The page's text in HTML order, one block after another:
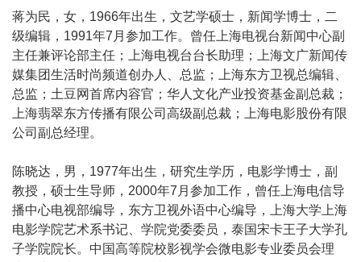
蒋为民，女，1966年出生，文艺学硕士，新闻学博士，二
级编辑，1991年7月参加工作。曾任上海电视台新闻中心副
主任兼评论部主任；上海电视台台长助理；上海文广新闻传
媒集团生活时尚频道创办人、总监；上海东方卫视总编辑、
总监；土豆网首席内容官；华人文化产业投资基金副总裁；
上海翡翠东方传播有限公司高级副总裁；上海电影股份有限
公司副总经理。
陈晓达，男，1977年出生，研究生学历，电影学博士，副
教授，硕士生导师，2000年7月参加工作，曾任上海电信导
播中心电视部编导，东方卫视外语中心编导，上海大学上海
电影学院艺术系书记、学院党委委员，泰国宋卡王子大学孔
子学院院长。中国高等院校影视学会微电影专业委员会理